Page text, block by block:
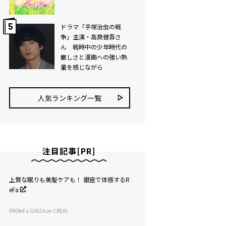
ドラマ「手塚治虫の戦
争」主演・高良健吾さ
ん 戦時中の少年時代の
厳しさと漫画への強い熱
量を感じながら
人気ランキング⼀覧
注目記事[PR]
上質な眠りも美髪ケアも！ 銀座で体感するR
eFa
PR(ReFa GINZA on CREA)